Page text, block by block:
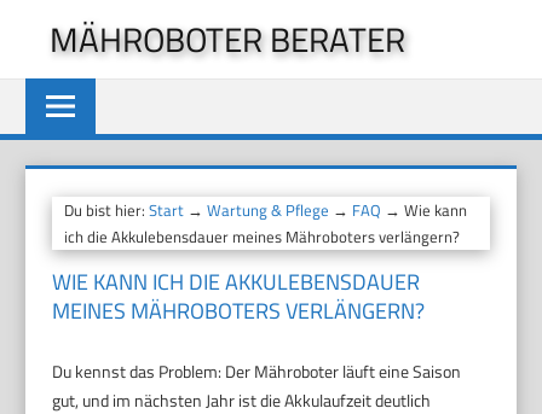
springen
MÄHROBOTER BERATER
Du bist hier:Start →Wartung & Pflege → FAQ → Wie kann
ich die Akkulebensdauer meines Mähroboters verlängern?
WIE KANN ICH DIE AKKULEBENSDAUER
MEINES MÄHROBOTERS VERLÄNGERN?
Du kennst das Problem: Der Mähroboter läuft eine Saison
gut, und im nächsten Jahr ist die Akkulaufzeit deutlich